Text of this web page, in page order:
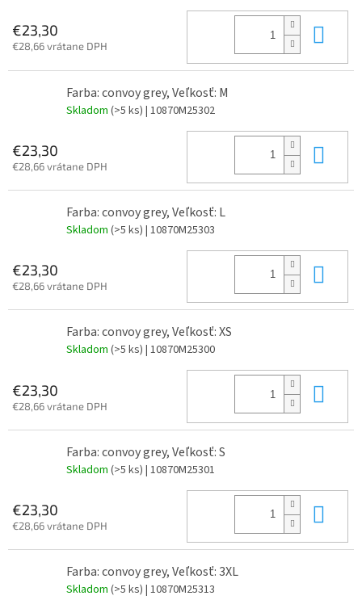
€23,30
€28,66 vrátane DPH
Farba: convoy grey, Veľkosť: M
Skladom (>5 ks) | 10870M25302
€23,30
€28,66 vrátane DPH
Farba: convoy grey, Veľkosť: L
Skladom (>5 ks) | 10870M25303
€23,30
€28,66 vrátane DPH
Farba: convoy grey, Veľkosť: XS
Skladom (>5 ks) | 10870M25300
€23,30
€28,66 vrátane DPH
Farba: convoy grey, Veľkosť: S
Skladom (>5 ks) | 10870M25301
€23,30
€28,66 vrátane DPH
Farba: convoy grey, Veľkosť: 3XL
Skladom (>5 ks) | 10870M25313